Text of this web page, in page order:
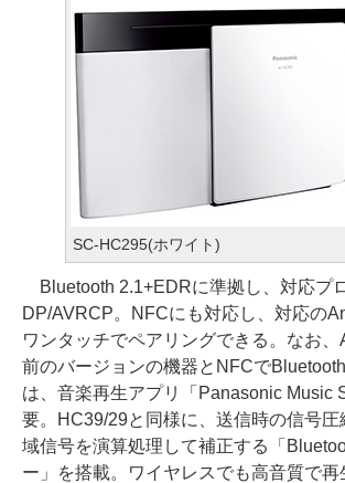
SC-HC295(ホワイト)
Bluetooth 2.1+EDRに準拠し、対応プ
DP/AVRCP。NFCにも対応し、対応の
ワンタッチでペアリングできる。なお、
前のバージョンの機器とNFCで
は、音楽再生アプリ「Panasonic Music
要。HC39/29と同様に、送信時の信号圧
域信号を演算処理して補正する「
ー」を搭載。ワイヤレスでも高音質で再